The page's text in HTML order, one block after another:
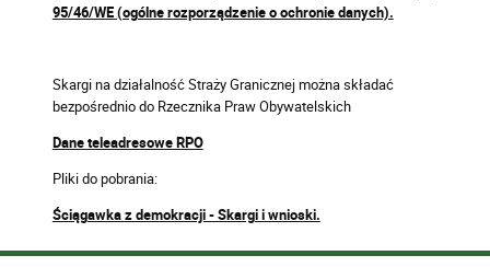
95/46/WE (ogólne rozporządzenie o ochronie danych).
Skargi na działalność Straży Granicznej można składać
bezpośrednio do Rzecznika Praw Obywatelskich
Dane teleadresowe RPO
Pliki do pobrania:
Ściągawka z demokracji - Skargi i wnioski.